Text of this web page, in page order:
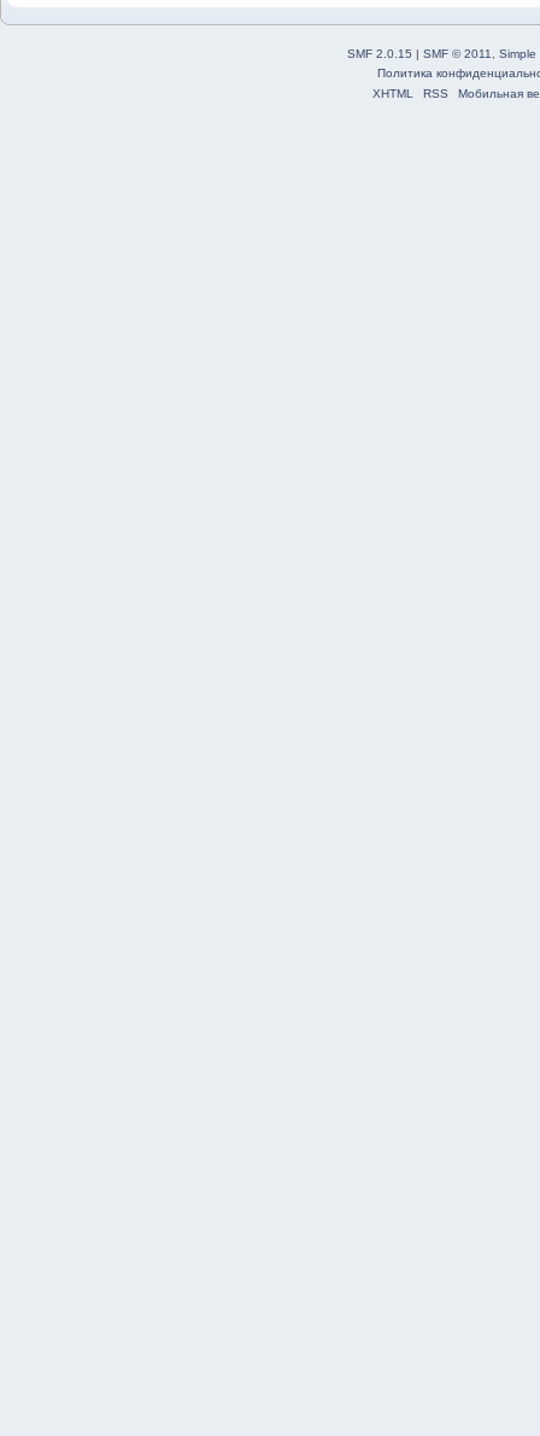
SMF 2.0.15 | SMF © 2011
Simple
Политика
XHTML
RSS Мобильная